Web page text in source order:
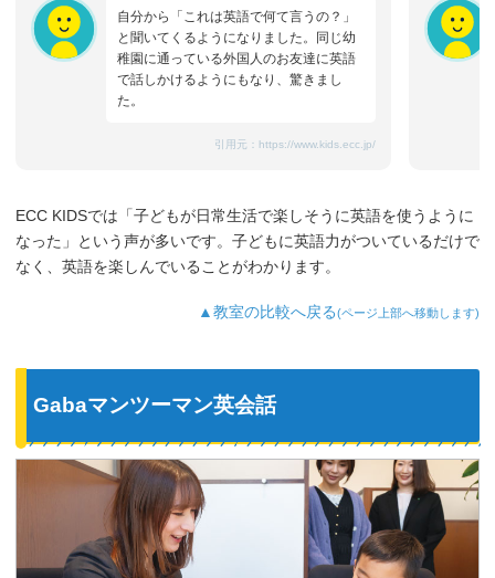
自分から「これは英語で何て言うの？」
と聞いてくるようになりました。同じ幼
稚園に通っている外国人のお友達に英語
で話しかけるようにもなり、驚きまし
た。
引用元： https://www.kids.ecc.jp/
ECC KIDSでは「子どもが日常生活で楽しそうに英語を使うように
なった」という声が多いです。子どもに英語力がついているだけで
なく、英語を楽しんでいることがわかります。
▲教室の比較へ戻る(ページ上部へ移動します)
Gabaマンツーマン英会話